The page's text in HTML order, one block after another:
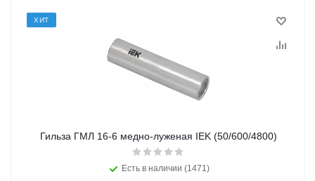
ХИТ
Гильза ГМЛ 16-6 медно-луженая IEK (50/600/4800)
Есть в наличии (1471)